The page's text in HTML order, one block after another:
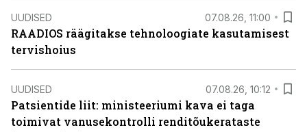
UUDISED 07.08.26, 11:00
RAADIOS räägitakse tehnoloogiate kasutamisest
tervishoius
UUDISED 07.08.26, 10:12
Patsientide liit: ministeeriumi kava ei taga
toimivat vanusekontrolli renditõukerataste